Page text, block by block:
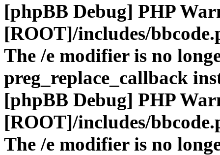
[phpBB Debug] PHP
[ROOT]/includes/
The /e modifier is no
preg_replace_callback
[phpBB Debug] PHP
[ROOT]/includes/
The /e modifier is no